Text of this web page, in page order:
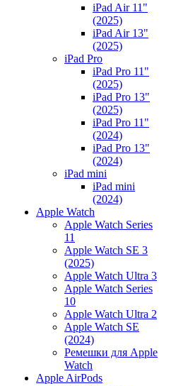
iPad Air 11"
(2025)
iPad Air 13"
(2025)
iPad Pro
iPad Pro 11"
(2025)
iPad Pro 13"
(2025)
iPad Pro 11"
(2024)
iPad Pro 13"
(2024)
iPad mini
iPad mini
(2024)
Apple Watch
Apple Watch Series
11
Apple Watch SE 3
(2025)
Apple Watch Ultra 3
Apple Watch Series
10
Apple Watch Ultra 2
Apple Watch SE
(2024)
Ремешки для Apple
Watch
Apple AirPods